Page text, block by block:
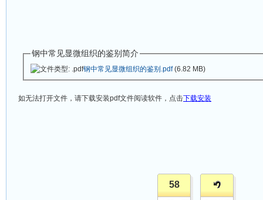
钢中常见显微组织的鉴别简介
钢中常见显微组织的鉴别.pdf(6.82 MB)
如无法打开文件，请下载安装pdf文件阅读软件，点击下载安装
58